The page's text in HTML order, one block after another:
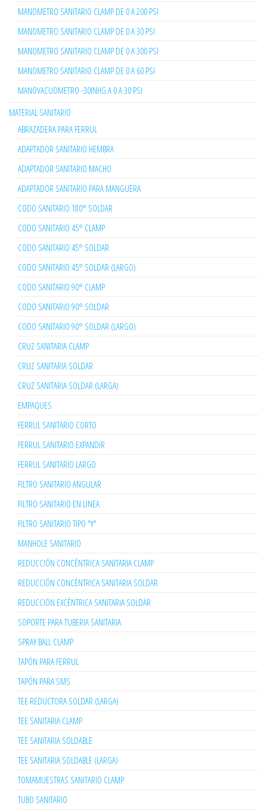
MANOMETRO SANITARIO CLAMP DE 0 A 200 PSI
MANOMETRO SANITARIO CLAMP DE 0 A 30 PSI
MANOMETRO SANITARIO CLAMP DE 0 A 300 PSI
MANOMETRO SANITARIO CLAMP DE 0 A 60 PSI
MANOVACUOMETRO -30INHG A 0 A 30 PSI
MATERIAL SANITARIO
ABRAZADERA PARA FERRUL
ADAPTADOR SANITARIO HEMBRA
ADAPTADOR SANITARIO MACHO
ADAPTADOR SANITARIO PARA MANGUERA
CODO SANITARIO 180° SOLDAR
CODO SANITARIO 45° CLAMP
CODO SANITARIO 45° SOLDAR
CODO SANITARIO 45° SOLDAR (LARGO)
CODO SANITARIO 90° CLAMP
CODO SANITARIO 90° SOLDAR
CODO SANITARIO 90° SOLDAR (LARGO)
CRUZ SANITARIA CLAMP
CRUZ SANITARIA SOLDAR
CRUZ SANITARIA SOLDAR (LARGA)
EMPAQUES
FERRUL SANITARIO CORTO
FERRUL SANITARIO EXPANDIR
FERRUL SANITARIO LARGO
FILTRO SANITARIO ANGULAR
FILTRO SANITARIO EN LINEA
FILTRO SANITARIO TIPO "Y"
MANHOLE SANITARIO
REDUCCIÓN CONCÉNTRICA SANITARIA CLAMP
REDUCCIÓN CONCÉNTRICA SANITARIA SOLDAR
REDUCCIÓN EXCÉNTRICA SANITARIA SOLDAR
SOPORTE PARA TUBERIA SANITARIA
SPRAY BALL CLAMP
TAPÓN PARA FERRUL
TAPÓN PARA SMS
TEE REDUCTORA SOLDAR (LARGA)
TEE SANITARIA CLAMP
TEE SANITARIA SOLDABLE
TEE SANITARIA SOLDABLE (LARGA)
TOMAMUESTRAS SANITARIO CLAMP
TUBO SANITARIO